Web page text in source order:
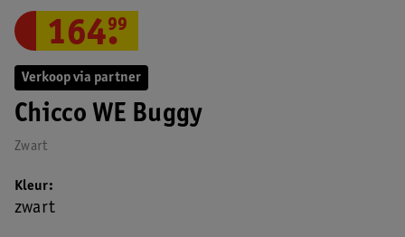
Verkoop via partner
Chicco WE Buggy
Zwart
164.
99
Kleur
zwart